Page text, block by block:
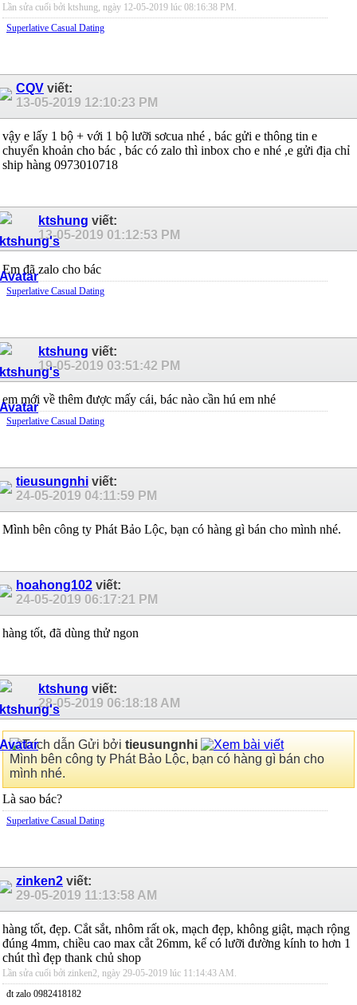
Lần sửa cuối bởi ktshung, ngày 12-05-2019 lúc 08:16:38 PM .
Superlative Сasual Dating
CQV viết:
13-05-2019 12:10:23 PM
vậy e lấy 1 bộ + với 1 bộ lưỡi sơcua nhé , bác gửi e thông tin e
chuyển khoản cho bác , bác có zalo thì inbox cho e nhé ,e gửi địa chỉ
ship hàng 0973010718
ktshung viết:
13-05-2019 01:12:53 PM
Em đã zalo cho bác
Superlative Сasual Dating
ktshung viết:
19-05-2019 03:51:42 PM
em mới về thêm được mấy cái, bác nào cần hú em nhé
Superlative Сasual Dating
tieusungnhi viết:
24-05-2019 04:11:59 PM
Mình bên công ty Phát Bảo Lộc, bạn có hàng gì bán cho mình nhé.
hoahong102 viết:
24-05-2019 06:17:21 PM
hàng tốt, đã dùng thử ngon
ktshung viết:
28-05-2019 06:18:18 AM
Gửi bởi tieusungnhi
Mình bên công ty Phát Bảo Lộc, bạn có hàng gì bán cho
mình nhé.
Là sao bác?
Superlative Сasual Dating
zinken2 viết:
29-05-2019 11:13:58 AM
hàng tốt, đẹp. Cắt sắt, nhôm rất ok, mạch đẹp, không giật, mạch rộng
đúng 4mm, chiều cao max cắt 26mm, kể có lưỡi đường kính to hơn 1
chút thì đẹp thank chủ shop
Lần sửa cuối bởi zinken2, ngày 29-05-2019 lúc 11:14:43 AM .
đt zalo 0982418182